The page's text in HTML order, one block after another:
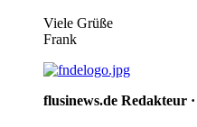
Viele Grüße
Frank
flusinews.de Redakteur ·